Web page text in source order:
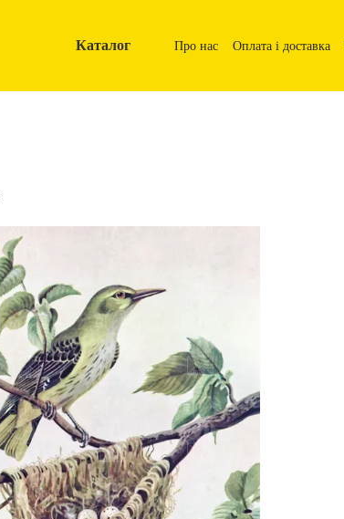
Каталог Про нас Оплата і доставка